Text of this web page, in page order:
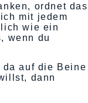
ordnet das
mit jedem
wie ein
wenn du
da auf die Beine
dann